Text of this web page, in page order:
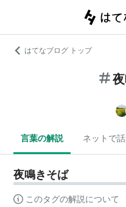
はてなブログ トップ
言葉の解説 ネットで
夜鳴きそば
このタグの解説について